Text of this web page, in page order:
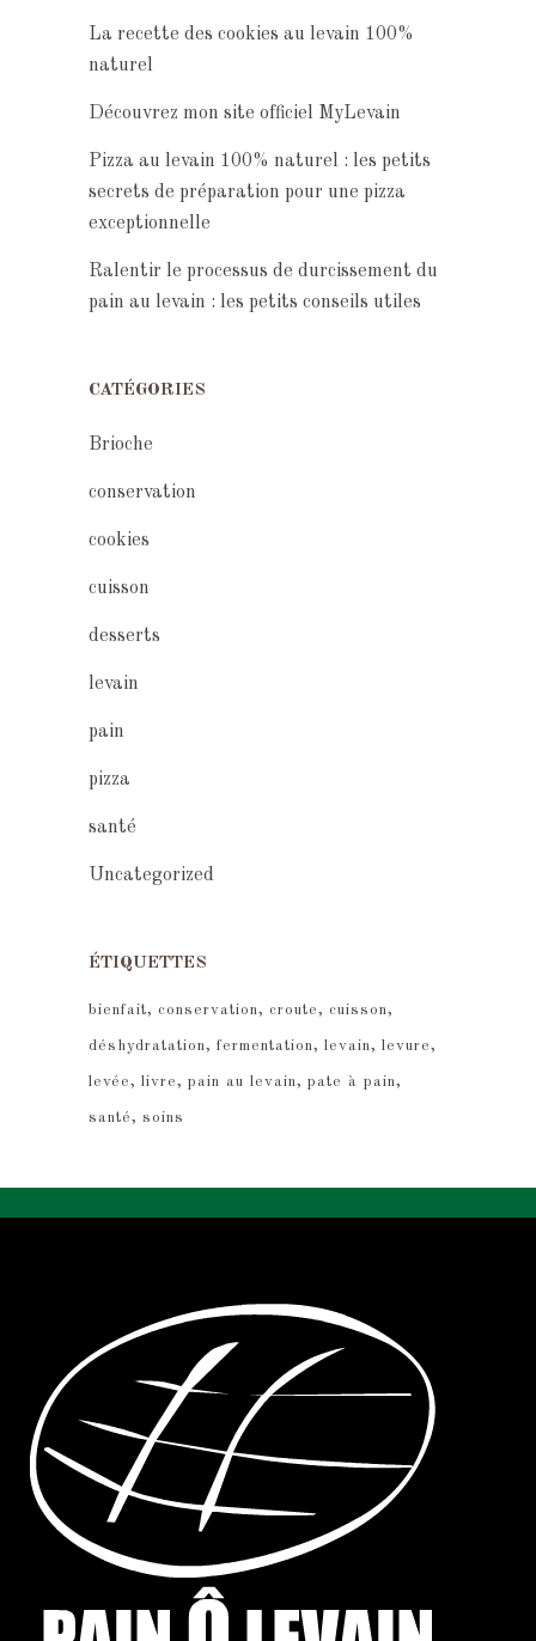
La recette des cookies au levain 100%
naturel
Découvrez mon site officiel MyLevain
Pizza au levain 100% naturel : les petits
secrets de préparation pour une pizza
exceptionnelle
Ralentir le processus de durcissement du
pain au levain : les petits conseils utiles
CATÉGORIES
Brioche
conservation
cookies
cuisson
desserts
levain
pain
pizza
santé
Uncategorized
ÉTIQUETTES
bienfait conservation croute cuisson
déshydratation fermentation levain levure
levée livre pain au levain pate à pain
santé soins